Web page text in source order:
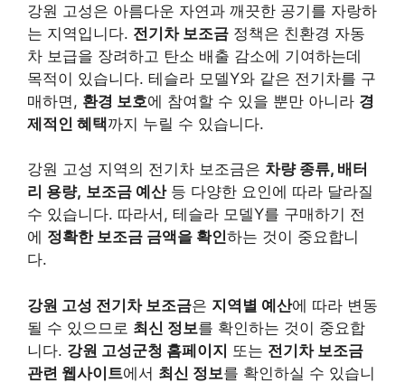
강원 고성은 아름다운 자연과 깨끗한 공기를 자랑하
는 지역입니다. 전기차 보조금 정책은 친환경 자동
차 보급을 장려하고 탄소 배출 감소에 기여하는데
목적이 있습니다. 테슬라 모델Y와 같은 전기차를 구
매하면, 환경 보호에 참여할 수 있을 뿐만 아니라 경
제적인 혜택까지 누릴 수 있습니다.
강원 고성 지역의 전기차 보조금은 차량 종류, 배터
리 용량, 보조금 예산등 다양한 요인에 따라 달라질
수 있습니다. 따라서, 테슬라 모델Y를 구매하기 전
에 정확한 보조금 금액을 확인하는 것이 중요합니
다.
강원 고성 전기차 보조금은 지역별 예산에 따라 변동
될 수 있으므로 최신 정보를 확인하는 것이 중요합
니다. 강원 고성군청 홈페이지 또는 전기차 보조금
관련 웹사이트에서 최신 정보를 확인하실 수 있습니